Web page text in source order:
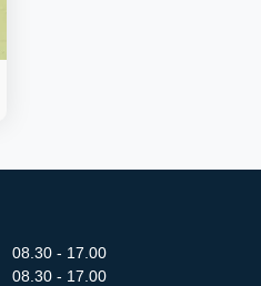
08.30 - 17.00
08.30 - 17.00